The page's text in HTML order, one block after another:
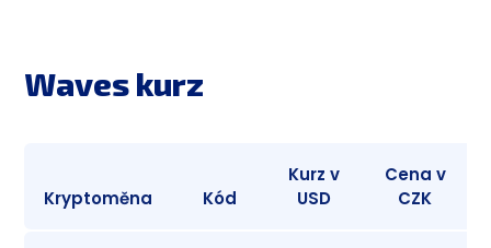
Waves kurz
Kryptoměna Kód
Kurz v
USD
Cena v
CZK